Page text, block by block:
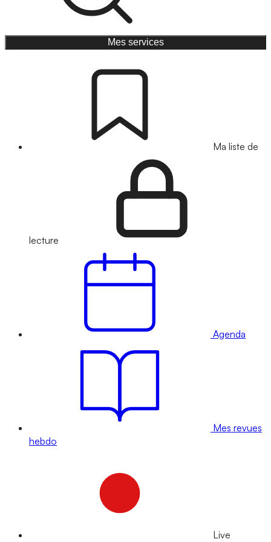
Mes services
Ma liste de
lecture
Agenda
Mes revues
hebdo
Live